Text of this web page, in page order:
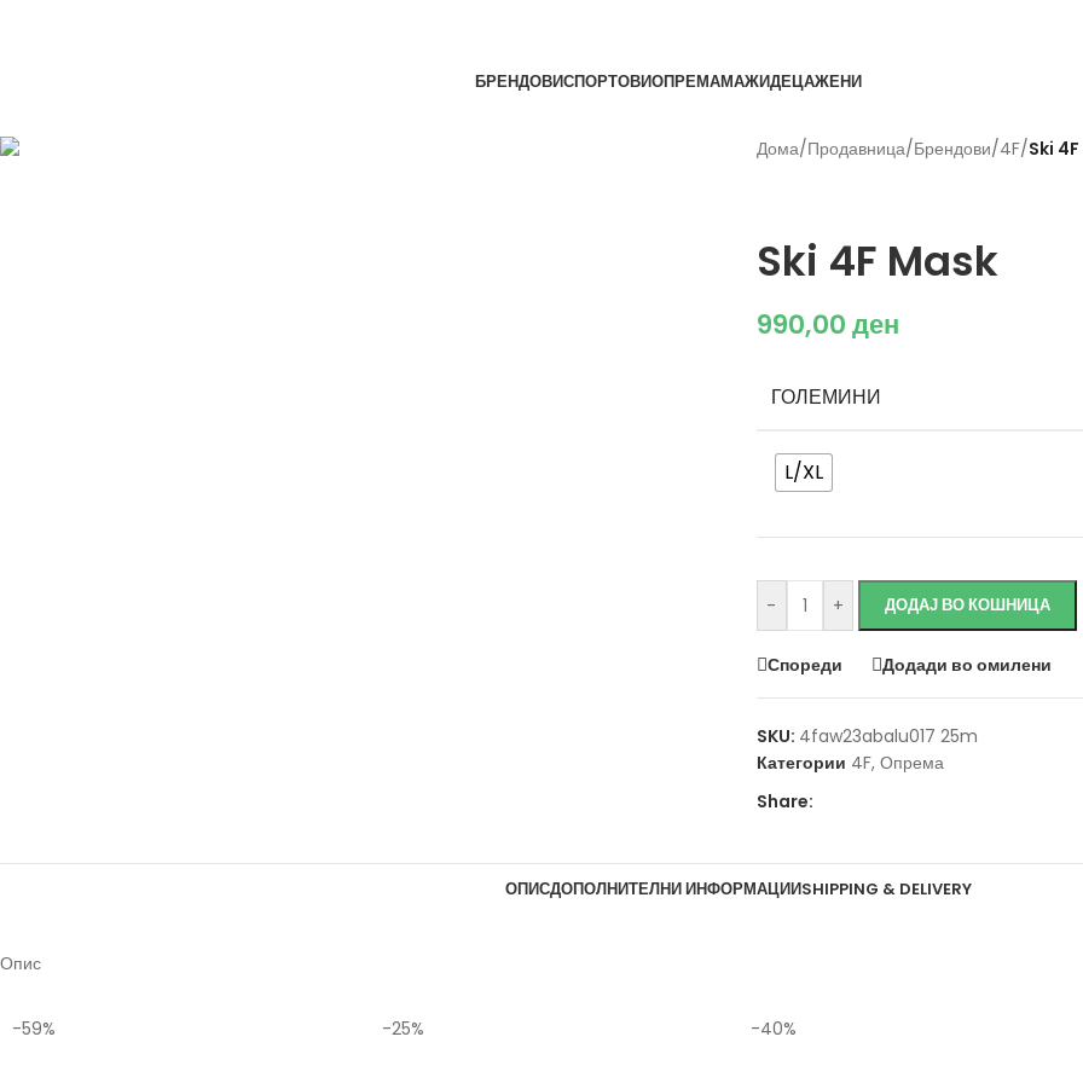
БРЕНДОВИСПОРТОВИОПРЕМАМАЖИДЕЦАЖЕНИ
Дома/Продавница/Брендови/4F/Ski
Ski 4F Mask
990,00ден
ГОЛЕМИНИ
L/XL
- + ДОДАЈ ВО КОШНИЦА
Спореди Додади во омилени
SKU: 4faw23abalu017 25m
Категории 4F, Опрема
Share:
ОПИСДОПОЛНИТЕЛНИ ИНФОРМАЦИИSHIPPING & DELIVERY
Опис
-59% -25% -40%